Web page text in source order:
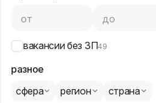
от до
вакансии без ЗП49
разное
сфера
регион страна